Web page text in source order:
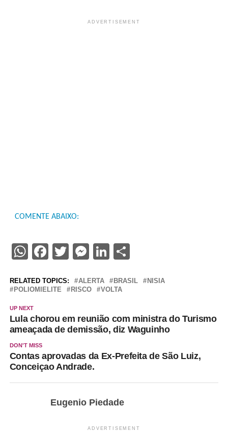
ADVERTISEMENT
COMENTE ABAIXO:
WhatsApp
Facebook
Twitter
Messenger
LinkedIn
Share
RELATED TOPICS: ALERTA BRASIL
NISIA
POLIOMIELITE
RISCO VOLTA
UP NEXT
Lula chorou em reunião com ministra do Turismo
ameaçada de demissão, diz Waguinho
DON'T MISS
Contas aprovadas da Ex-Prefeita de São Luiz,
Conceiçao Andrade.
Eugenio Piedade
ADVERTISEMENT